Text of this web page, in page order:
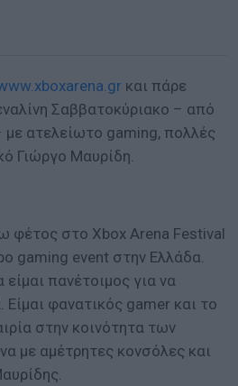
και πάρε
Σαββατοκύριακο – από
ατελείωτο gaming, πολλές
Γιώργο Μαυρίδη.
φέτος στο Xbox Arena Festival
gaming event στην Ελλάδα.
πανέτοιμος για να
φανατικός gamer και το
στην κοινότητα των
με αμέτρητες κονσόλες και